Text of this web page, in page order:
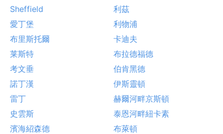
Sheffield
利茲
愛丁堡
利物浦
布里斯托爾
卡迪夫
莱斯特
布拉德福德
考文垂
伯肯黑德
諾丁漢
伊斯靈頓
雷丁
赫爾河畔京斯頓
史雲斯
泰恩河畔紐卡素
濱海紹森德
布萊頓